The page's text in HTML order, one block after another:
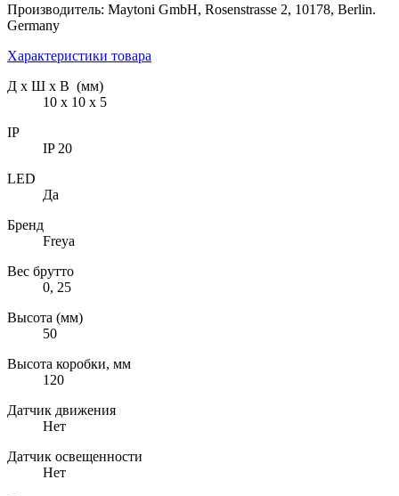
Производитель: Maytoni GmbH, Rosenstrasse 2, 10178, Berlin.
Germany
Характеристики товара
Д х Ш х В (мм)
10 х 10 х 5
IP
IP 20
LED
Да
Бренд
Freya
Вес брутто
0, 25
Высота (мм)
50
Высота коробки, мм
120
Датчик движения
Нет
Датчик освещенности
Нет